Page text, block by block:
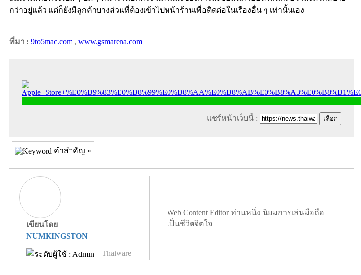
กว่าอยู่แล้ว แต่ก็ยังมีลูกค้าบางส่วนที่ต้องเข้าไปหน้าร้านเพื่อติดต่อในเรื่องอื่น ๆ เท่านั้นเอง
ที่มา : 9to5mac.com , www.gsmarena.com
แชร์หน้าเว็บนี้ :
คำสำคัญ »
เขียนโดย
NUMKINGSTON
Thaiware
Web Content Editor ท่านหนึ่ง นิยมการเล่นมือถือ
เป็นชีวิตจิตใจ